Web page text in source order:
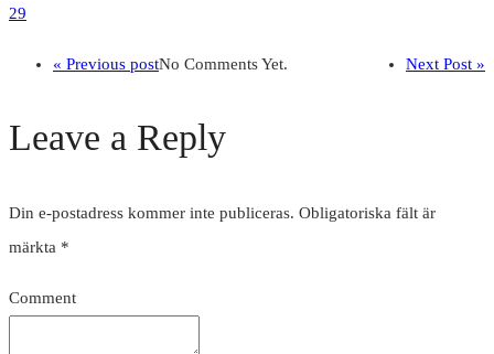
29
« Previous post Next Post »
No Comments Yet.
Leave a Reply
Din e-postadress kommer inte publiceras. Obligatoriska fält är
märkta *
Comment